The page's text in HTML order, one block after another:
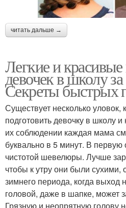
читать дальше →
Легкие и
девочек в школу
Секреты быстрых
Существует несколько уловок,
подготовить девочку в школу
их соблюдении каждая мама
буквально в 5 минут. В первую
чистотой шевелюры. Лучше
чтобы к утру они были сухими,
зимнего периода, когда выход
головой, даже в шапке, может
Грязную и неопрятную голову